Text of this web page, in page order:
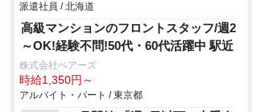
派遣社員 / 北海道
高級マンションのフロントスタッフ/週2
～OK!経験不問!50代・60代活躍中 駅近
株式会社ベアーズ
時給1,350円～
アルバイト・パート / 東京都